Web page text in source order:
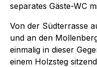
separates Gäste-WC
Von der Südterrasse
und an den
einmalig in dieser
einem Holzsteg